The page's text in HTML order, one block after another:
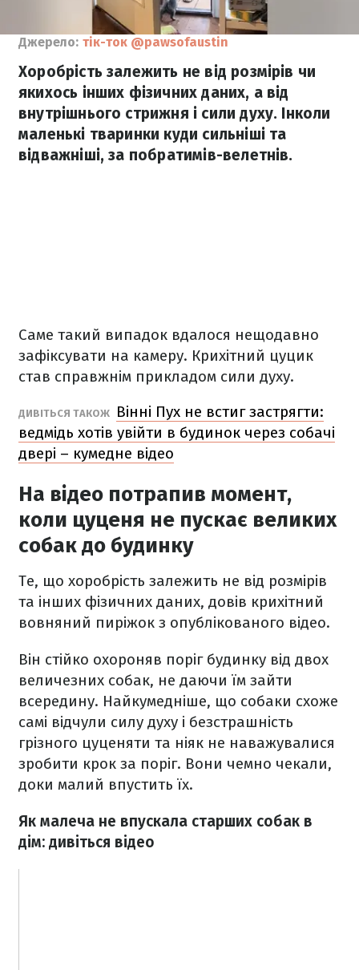
Джерело: тік-ток @pawsofaustin
Хоробрість залежить не від розмірів чи
якихось інших фізичних даних, а від
внутрішнього стрижня і сили духу. Інколи
маленькі тваринки куди сильніші та
відважніші, за побратимів-велетнів.
Саме такий випадок вдалося нещодавно
зафіксувати на камеру. Крихітний цуцик
став справжнім прикладом сили духу.
ДИВІТЬСЯ ТАКОЖ
Вінні Пух не встиг застрягти:
ведмідь хотів увійти в будинок через собачі
двері – кумедне відео
На відео потрапив момент,
коли цуценя не пускає великих
собак до будинку
Те, що хоробрість залежить не від розмірів
та інших фізичних даних, довів крихітний
вовняний пиріжок з опублікованого відео.
Він стійко охороняв поріг будинку від двох
величезних собак, не даючи їм зайти
всередину. Найкумедніше, що собаки схоже
самі відчули силу духу і безстрашність
грізного цуценяти та ніяк не наважувалися
зробити крок за поріг. Вони чемно чекали,
доки малий впустить їх.
Як малеча не впускала старших собак в
дім: дивіться відео